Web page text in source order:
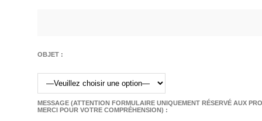
OBJET :
MESSAGE (ATTENTION FORMULAIRE UNIQUEMENT RÉSERVÉ AUX
MERCI POUR VOTRE COMPRÉHENSION) :